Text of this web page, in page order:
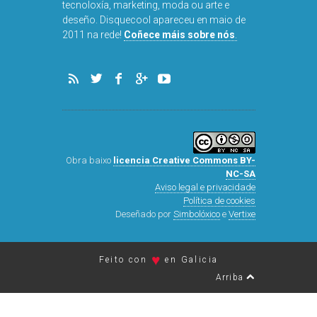
tecnoloxía, marketing, moda ou arte e
deseño. Disquecool apareceu en maio de
2011 na rede! Coñece máis sobre nós
Obra baixo licencia Creative Commons BY-
NC-SA
Aviso legal e privacidade
Política de cookies
Deseñado por Simbolóxicoe Vertixe
Feito con ♥ en Galicia
Arriba